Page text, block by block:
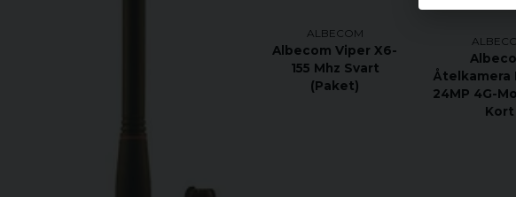
ALBECOM
Albecom Viper X6-
155 Mhz Svart
(Paket)
Åtelkamera
24MP 4G-
Kort